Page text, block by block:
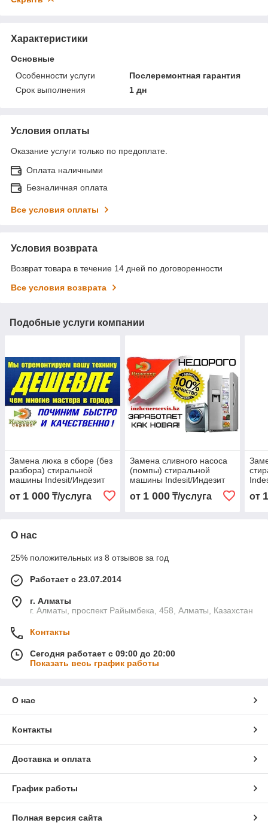
Характеристики
Основные
Особенности услуги
Послеремонтная гарантия
Срок выполнения
1 дн
Условия оплаты
Оказание услуги только по предоплате.
Оплата наличными
Безналичная оплата
Все условия оплаты
Условия возврата
Возврат товара в течение 14 дней по договоренности
Все условия возврата
Подобные услуги компании
Замена люка в сборе (без
разбора) стиральной
машины Indesit/Индезит
от 1 000 ₸/услуга
Замена сливного насоса
(помпы) стиральной
машины Indesit/Индезит
от 1 000₸/услуга от
О нас
25% положительных из 8 отзывов за год
Работает с 23.07.2014
г. Алматы
г. Алматы, проспект Райымбека, 458, Алматы, Казахстан
Контакты
Сегодня работает с 09:00 до 20:00
Показать весь график работы
О нас
Контакты
Доставка и оплата
График работы
Полная версия сайта